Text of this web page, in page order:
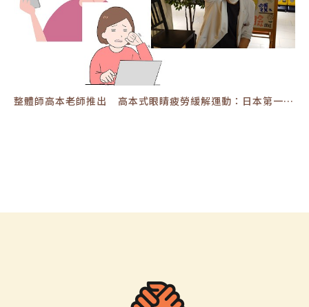
整體師高本老師推出 高本式眼睛疲勞緩解運動：日本第一健康養身集團 ，在日本有約 350間分館 #運動伸展 #按摩 #體操 #腳底按摩 #運動